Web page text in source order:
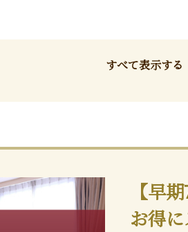
すべて表示する
【早
お得